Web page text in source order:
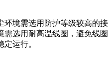
环境需选用防护等级较高的接
需选用耐高温线圈，避免线圈
运行。